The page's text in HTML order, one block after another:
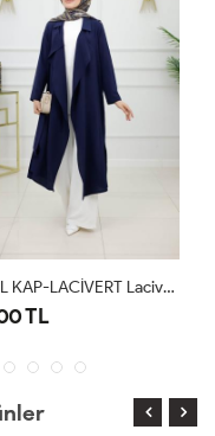
SİBEL KAP-LACİVERT Lacivert
TL